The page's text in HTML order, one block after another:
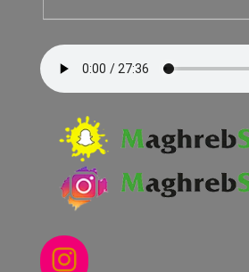
Instagram